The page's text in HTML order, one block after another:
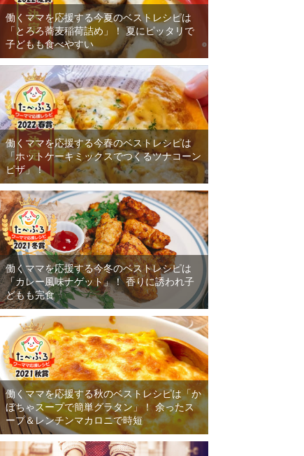
働くママを応援する今夏のベストレシピは
「とろろ蕎麦稲荷詰め」！ 夏にピッタリで
子どもも食べやすい
働くママを応援する今春のベストレシピは
「ホットケーキミックスでつくるツナコーン
ピザ」！
働くママを応援する今冬のベストレシピは
「カレー風味ナゲット」！ 香りに誘われ子
どもも完食
働くママを応援する秋のベストレシピは「か
ぼちゃスープで簡単グラタン」！ 余ったス
ープ＆レンチンマカロニで時短